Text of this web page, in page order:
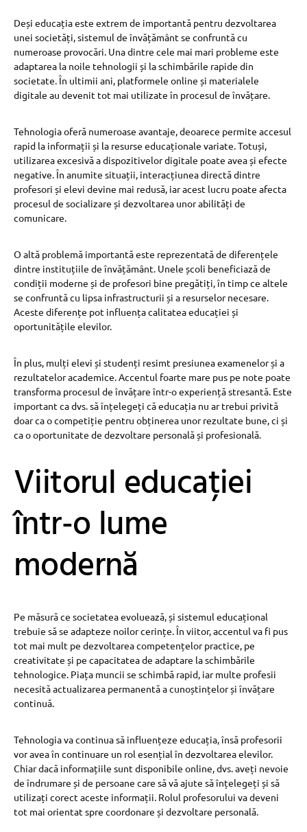
Deși educația este extrem de importantă pentru dezvoltarea
unei societăți, sistemul de învățământ se confruntă cu
numeroase provocări. Una dintre cele mai mari probleme este
adaptarea la noile tehnologii și la schimbările rapide din
societate. În ultimii ani, platformele online și materialele
digitale au devenit tot mai utilizate în procesul de învățare.
Tehnologia oferă numeroase avantaje, deoarece permite accesul
rapid la informații și la resurse educaționale variate. Totuși,
utilizarea excesivă a dispozitivelor digitale poate avea și efecte
negative. În anumite situații, interacțiunea directă dintre
profesori și elevi devine mai redusă, iar acest lucru poate afecta
procesul de socializare și dezvoltarea unor abilități de
comunicare.
O altă problemă importantă este reprezentată de diferențele
dintre instituțiile de învățământ. Unele școli beneficiază de
condiții moderne și de profesori bine pregătiți, în timp ce altele
se confruntă cu lipsa infrastructurii și a resurselor necesare.
Aceste diferențe pot influența calitatea educației și
oportunitățile elevilor.
În plus, mulți elevi și studenți resimt presiunea examenelor și a
rezultatelor academice. Accentul foarte mare pus pe note poate
transforma procesul de învățare într-o experiență stresantă. Este
important ca dvs. să înțelegeți că educația nu ar trebui privită
doar ca o competiție pentru obținerea unor rezultate bune, ci și
ca o oportunitate de dezvoltare personală și profesională.
Viitorul educației
într-o lume
modernă
Pe măsură ce societatea evoluează, și sistemul educațional
trebuie să se adapteze noilor cerințe. În viitor, accentul va fi pus
tot mai mult pe dezvoltarea competențelor practice, pe
creativitate și pe capacitatea de adaptare la schimbările
tehnologice. Piața muncii se schimbă rapid, iar multe profesii
necesită actualizarea permanentă a cunoștințelor și învățare
continuă.
Tehnologia va continua să influențeze educația, însă profesorii
vor avea în continuare un rol esențial în dezvoltarea elevilor.
Chiar dacă informațiile sunt disponibile online, dvs. aveți nevoie
de îndrumare și de persoane care să vă ajute să înțelegeți și să
utilizați corect aceste informații. Rolul profesorului va deveni
tot mai orientat spre coordonare și dezvoltare personală.